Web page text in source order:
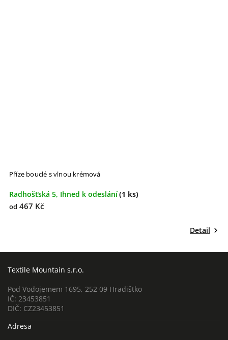
Příze bouclé s vlnou krémová
Radhošťská 5, Ihned k odeslání(1 ks)
od 467 Kč
Detail
Textile Mountain s.r.o.
Pod Vodojemem 1695, 252 09 Hradištko
IČ: 23453851
DIČ: CZ23453851
Adresa